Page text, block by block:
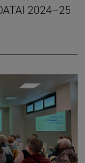
2024–25